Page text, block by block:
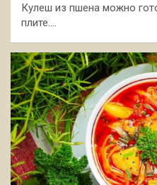
Кулеш из пшена можно
плите.…